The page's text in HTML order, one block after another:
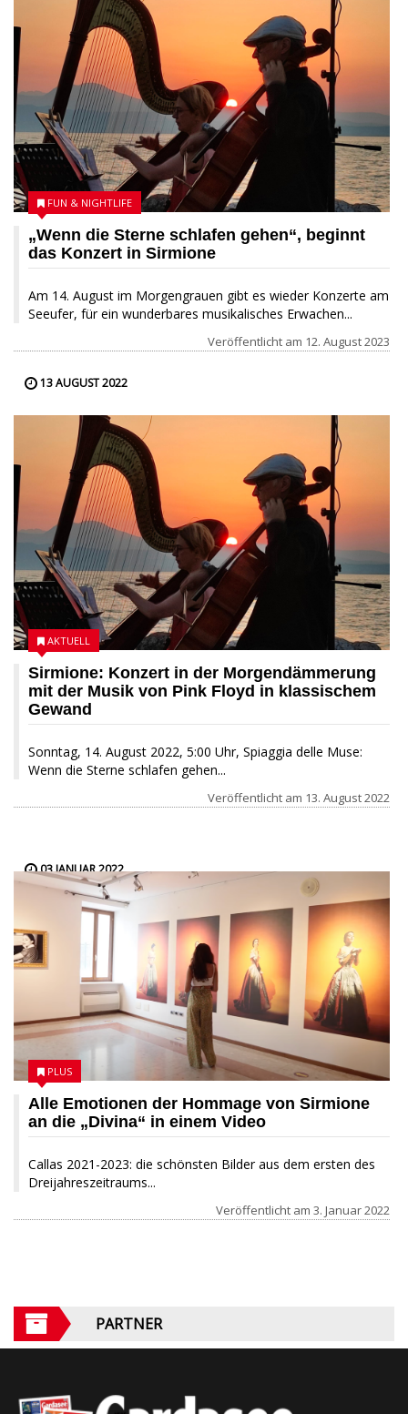
„Wenn die Sterne schlafen gehen“, beginnt
das Konzert in Sirmione
Am 14. August im Morgengrauen gibt es wieder Konzerte am
Seeufer, für ein wunderbares musikalisches Erwachen...
FUN & NIGHTLIFE
Veröffentlicht am 12. August 2023
13 AUGUST 2022
Sirmione: Konzert in der Morgendämmerung
mit der Musik von Pink Floyd in klassischem
Gewand
Sonntag, 14. August 2022, 5:00 Uhr, Spiaggia delle Muse:
Wenn die Sterne schlafen gehen...
AKTUELL
Veröffentlicht am 13. August 2022
03 JANUAR 2022
Alle Emotionen der Hommage von Sirmione
an die „Divina“ in einem Video
Callas 2021-2023: die schönsten Bilder aus dem ersten des
Dreijahreszeitraums...
PLUS
Veröffentlicht am 3. Januar 2022
PARTNER